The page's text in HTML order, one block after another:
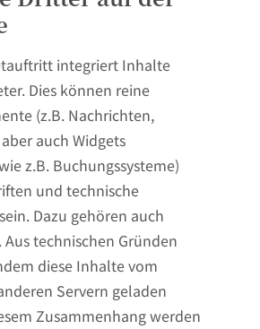
integriert Inhalte
Dies können reine
(z.B. Nachrichten,
auch Widgets
z.B. Buchungssysteme)
und technische
Dazu gehören auch
Aus technischen Gründen
diese Inhalte vom
Servern geladen
Zusammenhang werden